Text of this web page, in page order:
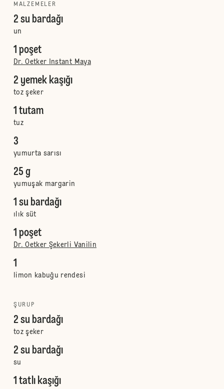
MALZEMELER
2 su bardağı
un
1 poşet
Dr. Oetker Instant Maya
2 yemek kaşığı
toz şeker
1 tutam
tuz
3
yumurta sarısı
25 g
yumuşak margarin
1 su bardağı
ılık süt
1 poşet
Dr. Oetker Şekerli Vanilin
1
limon kabuğu rendesi
ŞURUP
2 su bardağı
toz şeker
2 su bardağı
su
1 tatlı kaşığı